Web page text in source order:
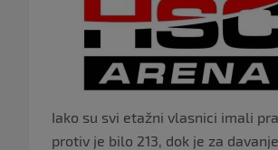
Iako su svi etažni vlasnici imali
protiv je bilo 213, dok je za